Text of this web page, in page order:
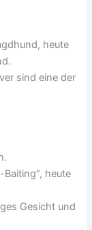
heute
sind eine der
Baiting“, heute
Gesicht und